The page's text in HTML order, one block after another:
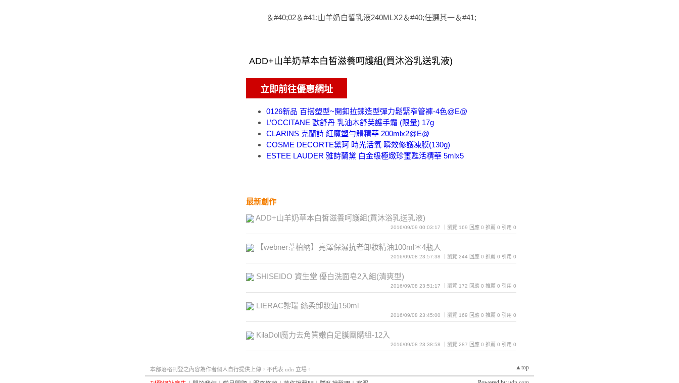
＆#40;02＆#41;山羊奶白皙乳液240MLX2＆#40;任選其一＆#41;
0126新品 百搭塑型~開釦拉鍊造型彈力鬆緊窄管褲-4色@E@
L’OCCITANE 歐舒丹 乳油木舒芙護手霜 (限量) 17g
CLARINS 克蘭詩 紅魔塑勻體精華 200mlx2@E@
COSME DECORTE黛珂 時光活氧 瞬效修護凍膜(130g)
ESTEE LAUDER 雅詩蘭黛 白金級極緻珍璽甦活精華 5mlx5
最新創作
ADD+山羊奶草本白皙滋養呵護組(買沐浴乳送乳液)
2016/09/09 00:03:17 ｜瀏覽 169 回應 0 推薦 0 引用 0
【webner葦柏納】亮澤保濕抗老卸妝精油100ml＊4瓶入
2016/09/08 23:57:38 ｜瀏覽 244 回應 0 推薦 0 引用 0
SHISEIDO 資生堂 優白洗面皂2入組(清爽型)
2016/09/08 23:51:17 ｜瀏覽 172 回應 0 推薦 0 引用 0
LIERAC黎瑞 絲柔卸妝油150ml
2016/09/08 23:45:00 ｜瀏覽 169 回應 0 推薦 0 引用 0
KilaDoll魔力去角質嫩白足膜團購組-12入
2016/09/08 23:38:58 ｜瀏覽 287 回應 0 推薦 0 引用 0
▲top
本部落格刊登之內容為作者個人自行提供上傳，不代表 udn 立場。